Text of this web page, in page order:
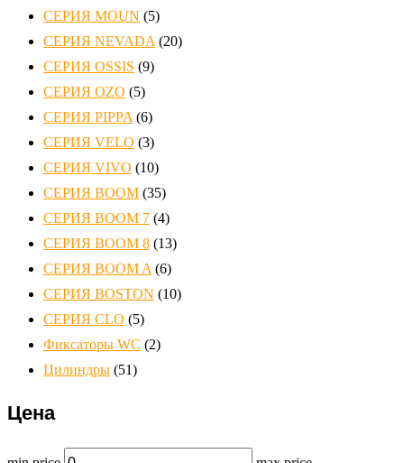
СЕРИЯ MOUN (5)
СЕРИЯ NEVADA (20)
СЕРИЯ OSSIS (9)
СЕРИЯ OZO (5)
СЕРИЯ PIPPA (6)
СЕРИЯ VELO (3)
СЕРИЯ VIVO (10)
СЕРИЯ ВOOM (35)
СЕРИЯ ВOOM 7 (4)
СЕРИЯ ВOOM 8 (13)
СЕРИЯ ВOOM A (6)
СЕРИЯ ВOSTON (10)
СЕРИЯ СLO (5)
Фиксаторы WC (2)
Цилиндры (51)
Цена